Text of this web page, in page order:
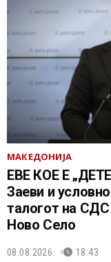
МАКЕДОНИЈА
ЕВЕ КОЕ Е
Заеви и
талогот на
Ново Село
08.08.2026. 18:43